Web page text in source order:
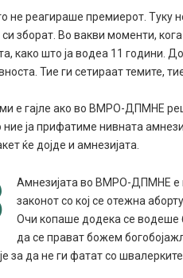
не реагираше премиерот. Туку
си зборат. Во вакви моменти,
како што ја водеа 11 години.
Тие ги сетираат темите,
е гајле ако во ВМРО-ДПМНЕ
ние ја прифатиме нивната
ќе дојде и амнезијата.
Амнезијата во ВМРО-ДПМНЕ е
законот со кој се отежна
Очи копаше додека се водеше
да се прават божем
за да не ги фатат со